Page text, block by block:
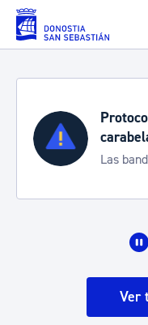
Saltar al contenido
Las
Ver